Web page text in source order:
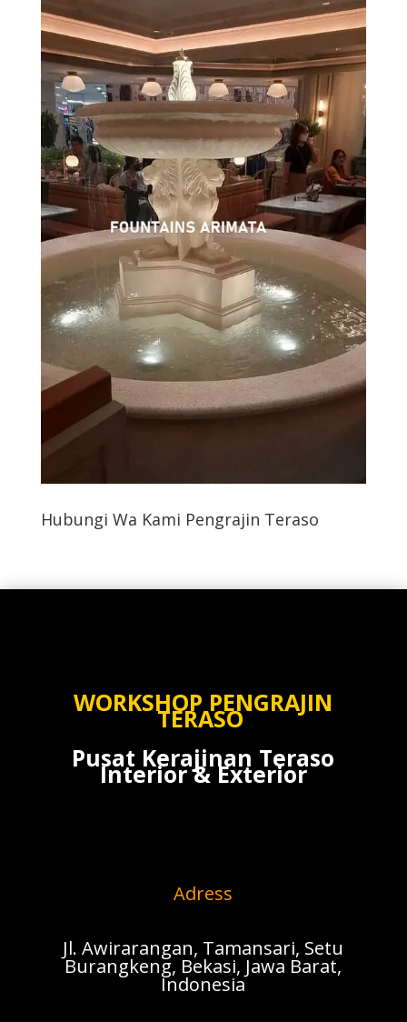
Hubungi Wa Kami Pengrajin Teraso
WORKSHOP PENGRAJIN
TERASO
Pusat Kerajinan Teraso
Interior & Exterior
Adress
Jl. Awirarangan, Tamansari, Setu
Burangkeng, Bekasi, Jawa Barat,
Indonesia